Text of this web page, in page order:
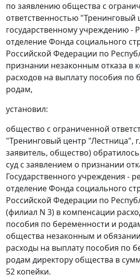
по заявлению общества с
ответственностью "Тренинговый
государственному учреждению -
отделение Фонда социального
Российской Федерации по
признании незаконным отказа в
расходов на выплату пособия по
родам,
установил:
общество с ограниченной
"Тренинговый центр "Лестница",
заявитель, общество)
суд с заявлением о признании
Государственного учреждения -
отделение Фонда социального
Российской Федерации по
(филиал N 3) в компенсации
пособия по беременности и
общества незаконным и
расходы на выплату пособия по
родам директору общества в
52 копейки.